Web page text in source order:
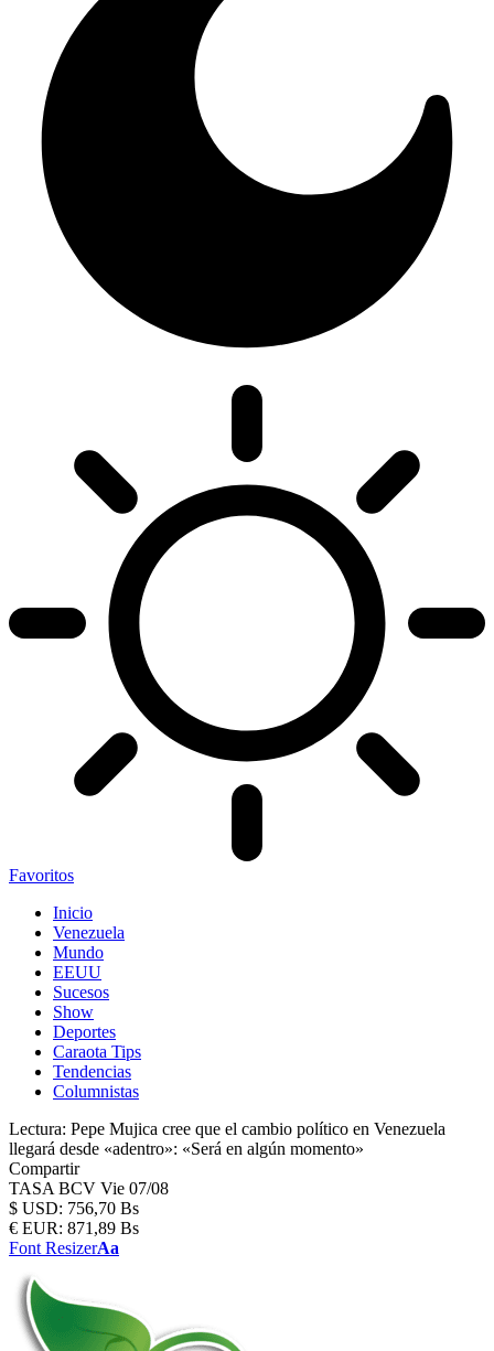
Favoritos
Inicio
Venezuela
Mundo
EEUU
Sucesos
Show
Deportes
Caraota Tips
Tendencias
Columnistas
Lectura: Pepe Mujica cree que el cambio político en Venezuela
llegará desde «adentro»: «Será en algún momento»
Compartir
TASA BCV Vie 07/08
$ USD: 756,70 Bs
€ EUR: 871,89 Bs
Font ResizerAa